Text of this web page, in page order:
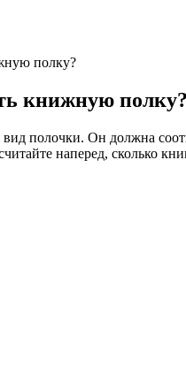
полку?
книжную полку?
полочки. Он должна
наперед, сколько